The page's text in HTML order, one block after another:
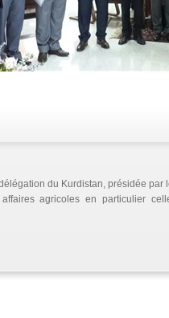
du Kurdistan, présidée par
agricoles en particulier